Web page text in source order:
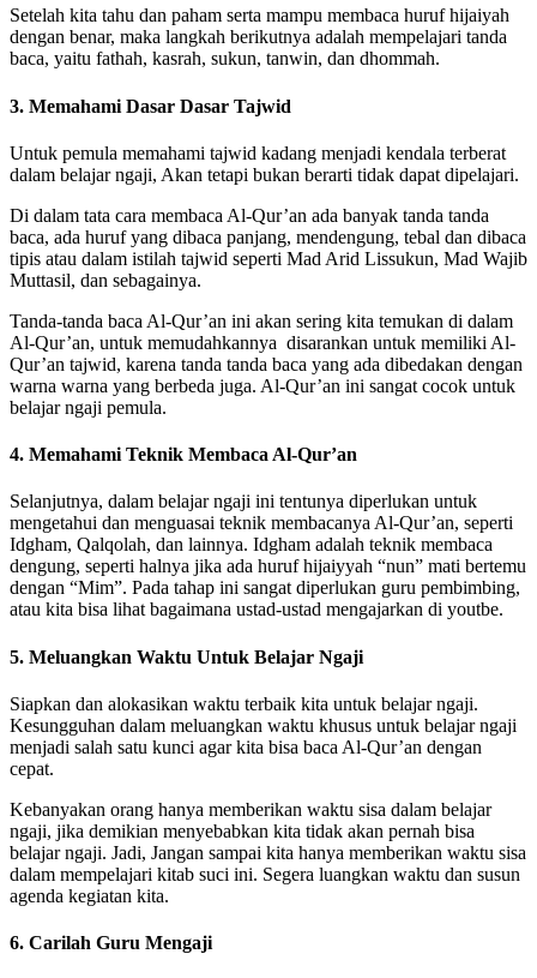
Setelah kita tahu dan paham serta mampu membaca huruf hijaiyah
dengan benar, maka langkah berikutnya adalah mempelajari tanda
baca, yaitu fathah, kasrah, sukun, tanwin, dan dhommah.
3. Memahami Dasar Dasar Tajwid
Untuk pemula memahami tajwid kadang menjadi kendala terberat
dalam belajar ngaji, Akan tetapi bukan berarti tidak dapat dipelajari.
Di dalam tata cara membaca Al-Qur’an ada banyak tanda tanda
baca, ada huruf yang dibaca panjang, mendengung, tebal dan dibaca
tipis atau dalam istilah tajwid seperti Mad Arid Lissukun, Mad Wajib
Muttasil, dan sebagainya.
Tanda-tanda baca Al-Qur’an ini akan sering kita temukan di dalam
Al-Qur’an, untuk memudahkannya disarankan untuk memiliki Al-
Qur’an tajwid, karena tanda tanda baca yang ada dibedakan dengan
warna warna yang berbeda juga. Al-Qur’an ini sangat cocok untuk
belajar ngaji pemula.
4. Memahami Teknik Membaca Al-Qur’an
Selanjutnya, dalam belajar ngaji ini tentunya diperlukan untuk
mengetahui dan menguasai teknik membacanya Al-Qur’an, seperti
Idgham, Qalqolah, dan lainnya. Idgham adalah teknik membaca
dengung, seperti halnya jika ada huruf hijaiyyah “nun” mati bertemu
dengan “Mim”. Pada tahap ini sangat diperlukan guru pembimbing,
atau kita bisa lihat bagaimana ustad-ustad mengajarkan di youtbe.
5. Meluangkan Waktu Untuk Belajar Ngaji
Siapkan dan alokasikan waktu terbaik kita untuk belajar ngaji.
Kesungguhan dalam meluangkan waktu khusus untuk belajar ngaji
menjadi salah satu kunci agar kita bisa baca Al-Qur’an dengan
cepat.
Kebanyakan orang hanya memberikan waktu sisa dalam belajar
ngaji, jika demikian menyebabkan kita tidak akan pernah bisa
belajar ngaji. Jadi, Jangan sampai kita hanya memberikan waktu sisa
dalam mempelajari kitab suci ini. Segera luangkan waktu dan susun
agenda kegiatan kita.
6. Carilah Guru Mengaji